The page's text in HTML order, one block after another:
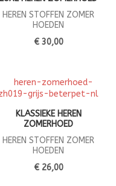
HEREN STOFFEN ZOMER
HOEDEN
€ 30,00
KLASSIEKE HEREN
ZOMERHOED
HEREN STOFFEN ZOMER
HOEDEN
€ 26,00